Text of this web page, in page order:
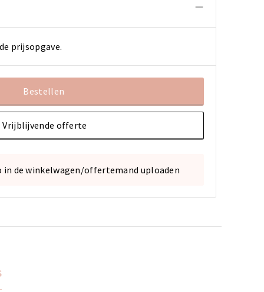
prijsopgave.
Bestellen
Vrijblijvende offerte
in de winkelwagen/offertemand uploaden